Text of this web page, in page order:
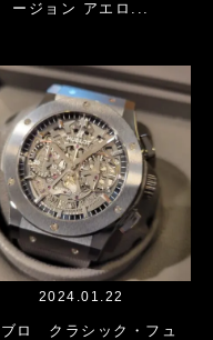
ージョン アエロ...
2024.01.22
ロ クラシック・フュ